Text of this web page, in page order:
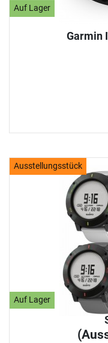
Auf Lager
Garmin
Ausstellungsstück
Auf Lager